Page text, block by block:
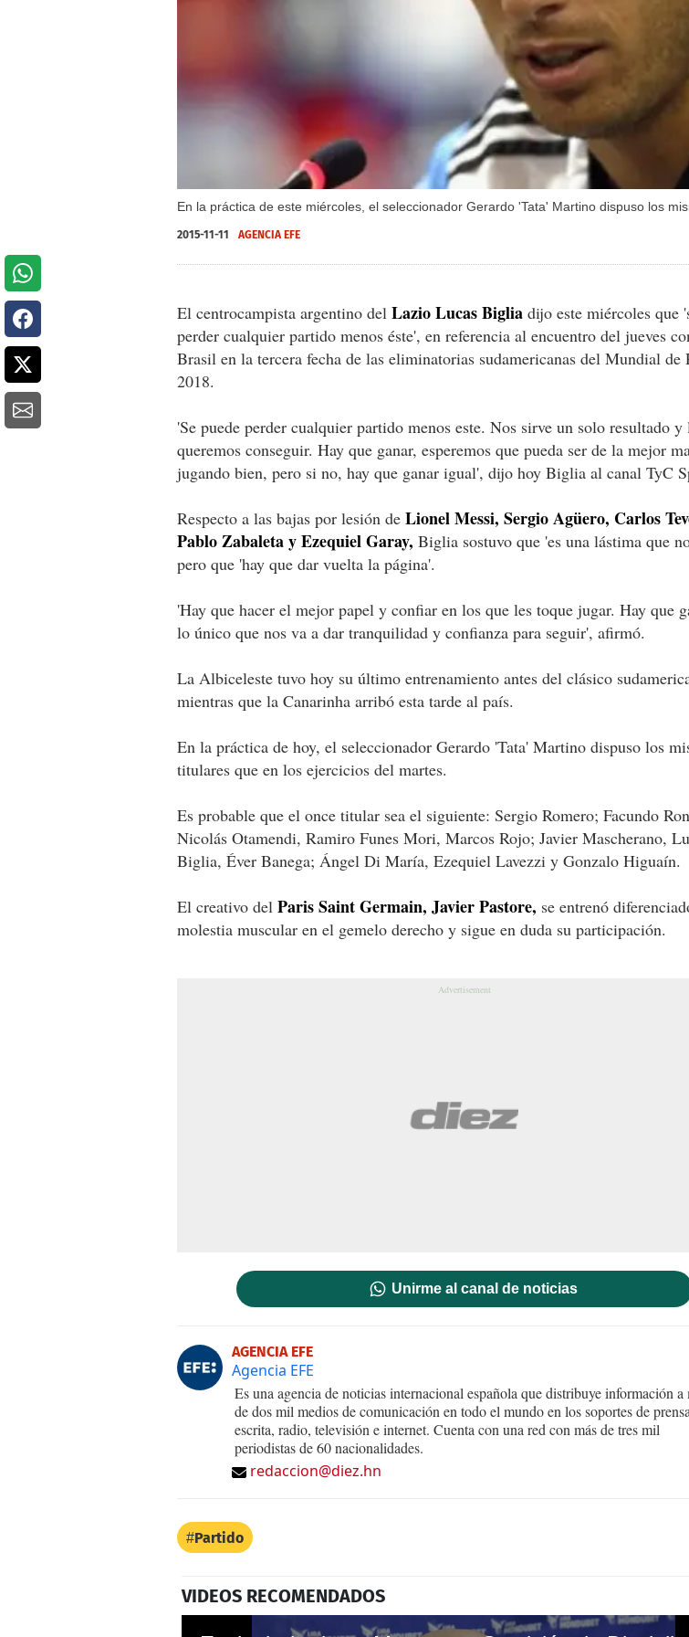
En la práctica de este miércoles, el seleccionador Gerardo 'Tata' Martino dispuso los
2015-11-11 AGENCIA EFE
El centrocampista argentino del Lazio Lucas Biglia dijo este miércoles que
perder cualquier partido menos éste', en referencia al encuentro del jueves
Brasil en la tercera fecha de las eliminatorias sudamericanas del Mundial de
2018.
'Se puede perder cualquier partido menos este. Nos sirve un solo resultado y
queremos conseguir. Hay que ganar, esperemos que pueda ser de la mejor
jugando bien, pero si no, hay que ganar igual', dijo hoy Biglia al canal TyC
Respecto a las bajas por lesión de Lionel Messi, Sergio Agüero, Carlos
Pablo Zabaleta y Ezequiel Garay, Biglia sostuvo que 'es una lástima que
pero que 'hay que dar vuelta la página'.
'Hay que hacer el mejor papel y confiar en los que les toque jugar. Hay que
lo único que nos va a dar tranquilidad y confianza para seguir', afirmó.
La Albiceleste tuvo hoy su último entrenamiento antes del clásico
mientras que la Canarinha arribó esta tarde al país.
En la práctica de hoy, el seleccionador Gerardo 'Tata' Martino dispuso los
titulares que en los ejercicios del martes.
Es probable que el once titular sea el siguiente: Sergio Romero; Facundo
Nicolás Otamendi, Ramiro Funes Mori, Marcos Rojo; Javier Mascherano,
Biglia, Éver Banega; Ángel Di María, Ezequiel Lavezzi y Gonzalo Higuaín.
El creativo del Paris Saint Germain, Javier Pastore, se entrenó
molestia muscular en el gemelo derecho y sigue en duda su participación.
Unirme al canal de noticias
AGENCIA EFE
Agencia EFE
Es una agencia de noticias internacional española que distribuye información a
de dos mil medios de comunicación en todo el mundo en los soportes de prensa
escrita, radio, televisión e internet. Cuenta con una red con más de tres mil
periodistas de 60 nacionalidades.
redaccion@diez.hn
Partido
VIDEOS RECOMENDADOS